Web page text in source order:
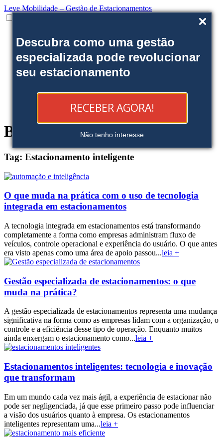
Descubra como uma gestão
especializada pode revolucionar
seu estacionamento
RECEBER AGORA!
Não tenho interesse
Leve Mobilidade – Gestão de Estacionamentos
Onde estamos
Nossas soluções
Clientes
Fale Conosco
Reserve sua Vaga
Blog
Tag: Estacionamento inteligente
O que muda na prática com o uso de tecnologia
integrada em estacionamentos
A tecnologia integrada em estacionamentos está transformando
completamente a forma como empresas administram fluxo de
veículos, controle operacional e experiência do usuário. O que antes
era visto apenas como uma área de apoio passou...leia +
Gestão especializada de estacionamentos: o que
muda na prática?
A gestão especializada de estacionamentos representa uma mudança
significativa na forma como as empresas lidam com a organização, o
controle e a eficiência desse tipo de operação. Enquanto muitos
ainda enxergam o estacionamento como...leia +
Estacionamentos inteligentes: tecnologia e inovação
que transformam
Em um mundo cada vez mais ágil, a experiência de estacionar não
pode ser negligenciada, já que esse primeiro passo pode influenciar
a visão dos usuários quanto à empresa. Os estacionamentos
inteligentes representam uma...leia +